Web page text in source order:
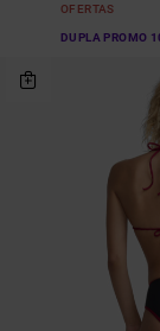
OFERTAS
DUPLA PROMO